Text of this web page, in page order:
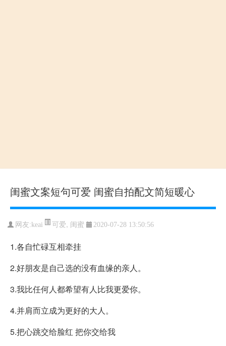
闺蜜文案短句可爱 闺蜜自拍配文简短暖心
网友:keai 可爱, 闺蜜 2020-07-28 13:50:56
1.各自忙碌互相牵挂
2.好朋友是自己选的没有血缘的亲人。
3.我比任何人都希望有人比我更爱你。
4.并肩而立成为更好的大人。
5.把心跳交给脸红 把你交给我